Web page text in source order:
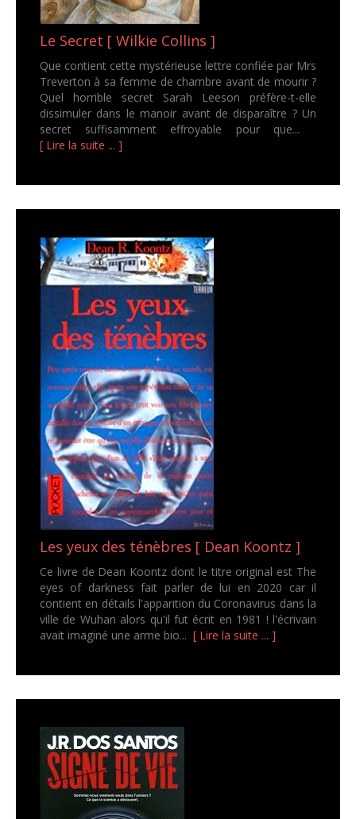
Le Secret [ Wilkie Collins ]
Que contient cette mystérieuse lettre confiée par Mrs
Treverton à sa femme de chambre avant de mourir ?
Quel horrible secret Sarah Leeson préfère-t-elle
dissimuler dans le manoir avant de disparaître ? Un
secret suffisamment effroyable pour que...
[ Lire la suite ... ]
Les yeux des ténèbres [ Dean Koontz ]
Ce livre de Dean Koontz dont le titre original est The
eyes of darkness fait parler de lui en 2020 car il
contient en détails l'apparition du Coronavirus dans la
ville de Wuhan alors qu'il fut écrit en 1981 ! l'écrivain
avait imaginé une arme bio... [ Lire la suite ... ]